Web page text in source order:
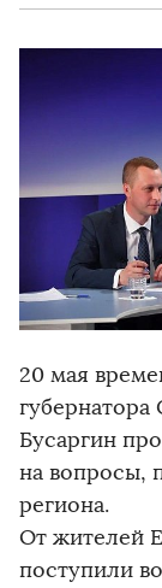
20 мая
губернатора
Бусаргин
на вопросы,
региона.
От жителей
поступили